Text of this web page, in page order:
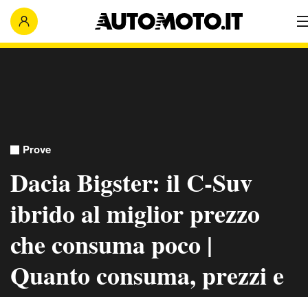
Prove
Dacia Bigster: il C-Suv
ibrido al miglior prezzo
che consuma poco |
Quanto consuma, prezzi e